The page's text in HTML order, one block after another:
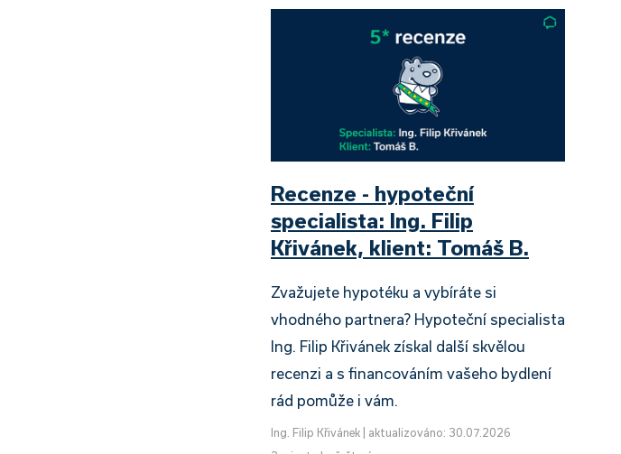
Recenze - hypoteční
specialista: Ing. Filip
Křivánek, klient: Tomáš B.
Zvažujete hypotéku a vybíráte si
vhodného partnera? Hypoteční specialista
Ing. Filip Křivánek získal další skvělou
recenzi a s financováním vašeho bydlení
rád pomůže i vám.
Ing. Filip Křivánek
aktualizováno: 30.07.2026